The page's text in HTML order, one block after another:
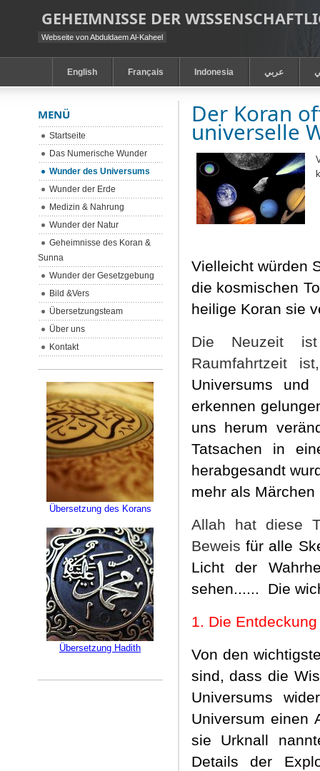
GEHEIMNISSE DER
Webseite von Abduldaem Al-Kaheel
English Français Indonesia عربي
Der Koran
universelle
Vielleicht würden
die kosmischen
heilige Koran sie
Die Neuzeit
Raumfahrtzeit
Universums
erkennen
uns herum
Tatsachen in
herabgesandt
mehr als
Allah hat diese
Beweis für alle
Licht der
sehen......
Die
1. Die
Von den
sind, dass die
Universums
Universum einen
sie Urknall
Details der
MENÜ
Startseite
Das Numerische Wunder
Wunder des Universums
Wunder der Erde
Medizin & Nahrung
Wunder der Natur
Geheimnisse des Koran &
Sunna
Wunder der Gesetzgebung
Bild &Vers
Übersetzungsteam
Über uns
Kontakt
Übersetzung des Korans
Übersetzung Hadith